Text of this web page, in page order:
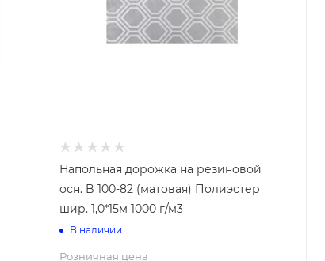
Напольная дорожка на резиновой
осн. B 100-82 (матовая) Полиэстер
шир. 1,0*15м 1000 г/м3
В наличии
Розничная цена
Италия
Россия
Поддоны для рассады